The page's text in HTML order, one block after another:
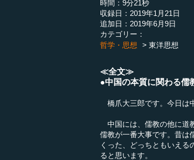
時間：9分21秒
収録日：2019年1月21日
追加日：2019年6月9日
カテゴリー：
哲学・思想
東洋思想
≪全文≫
●中国の本質に関わる儒
橋爪大三郎です。今日は
中国には、儒教の他に道
儒教が一番大事です。昔は
くった、どっちともいえる
ると思います。